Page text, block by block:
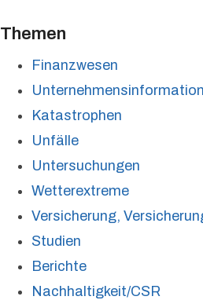
Themen
Finanzwesen
Katastrophen
Unfälle
Untersuchungen
Wetterextreme
Versicherung,
Studien
Berichte
Nachhaltigkeit/CSR